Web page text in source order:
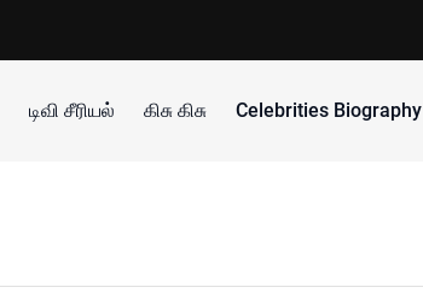
டிவி சீரியல் கிசு கிசு Celebrities Biography